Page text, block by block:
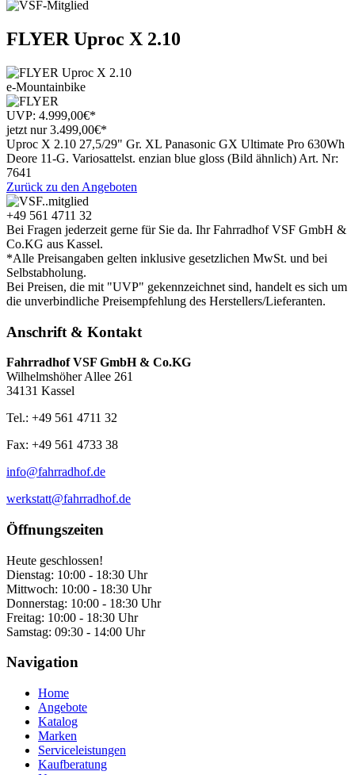
FLYER Uproc X 2.10
e-Mountainbike
UVP: 4.999,00€*
jetzt nur3.499,00€*
Uproc X 2.10 27,5/29" Gr. XL Panasonic GX Ultimate Pro 630Wh
Deore 11-G. Variosattelst. enzian blue gloss (Bild ähnlich) Art. Nr:
7641
Zurück zu den Angeboten
+49 561 4711 32
Bei Fragen jederzeit gerne für Sie da. Ihr Fahrradhof VSF GmbH &
Co.KG aus Kassel.
*Alle Preisangaben gelten inklusive gesetzlichen MwSt. und bei
Selbstabholung.
Bei Preisen, die mit "UVP" gekennzeichnet sind, handelt es sich um
die unverbindliche Preisempfehlung des Herstellers/Lieferanten.
Anschrift & Kontakt
Fahrradhof VSF GmbH & Co.KG
Wilhelmshöher Allee 261
34131 Kassel
Tel.: +49 561 4711 32
Fax: +49 561 4733 38
info@fahrradhof.de
werkstatt@fahrradhof.de
Öffnungszeiten
Heute geschlossen!
Dienstag: 10:00 - 18:30 Uhr
Mittwoch: 10:00 - 18:30 Uhr
Donnerstag: 10:00 - 18:30 Uhr
Freitag: 10:00 - 18:30 Uhr
Samstag: 09:30 - 14:00 Uhr
Navigation
Home
Angebote
Katalog
Marken
Serviceleistungen
Kaufberatung